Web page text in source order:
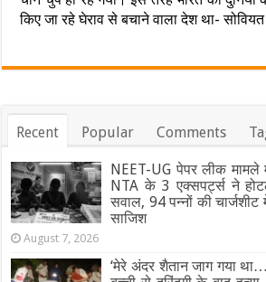
किए जा रहे घेराव से बचाने वाला देश था-
Recent Popular Comments
NEET-UG पेपर लीक
NTA के 3 एक्सपर्ट्स ने
सवाल, 94 पन्नों की
साजिश
August 7, 2026
‘मेरे अंदर शैतान जाग गया